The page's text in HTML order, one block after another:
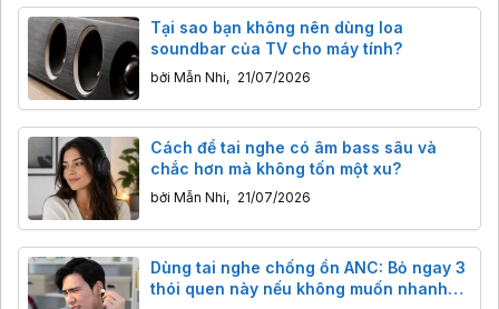
Tại sao bạn không nên dùng loa
soundbar của TV cho máy tính?
bởi Mẫn Nhi, 21/07/2026
Cách để tai nghe có âm bass sâu và
chắc hơn mà không tốn một xu?
bởi Mẫn Nhi, 21/07/2026
Dùng tai nghe chống ồn ANC: Bỏ ngay 3
thói quen này nếu không muốn nhanh